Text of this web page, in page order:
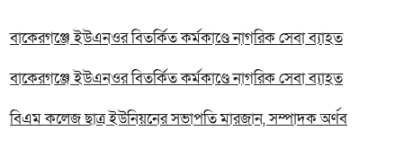
বাকেরগঞ্জে ইউএনওর বিতর্কিত কর্মকাণ্ডে নাগরিক সেবা ব্যাহত
বাকেরগঞ্জে ইউএনওর বিতর্কিত কর্মকাণ্ডে নাগরিক সেবা ব্যাহত
বিএম কলেজ ছাত্র ইউনিয়নের সভাপতি মারজান, সম্পাদক অর্ণব